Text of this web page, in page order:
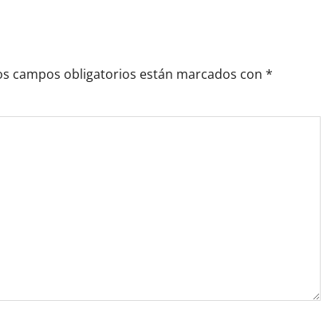
campos obligatorios están marcados con *